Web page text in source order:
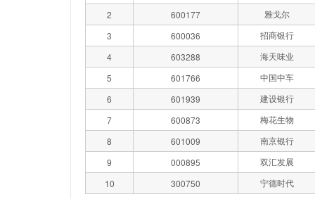
2
600177
雅戈尔
3
600036
招商银行
4
603288
海天味业
5
601766
中国中车
6
601939
建设银行
7
600873
梅花生物
8
601009
南京银行
9
000895
双汇发展
10
300750 宁德时代